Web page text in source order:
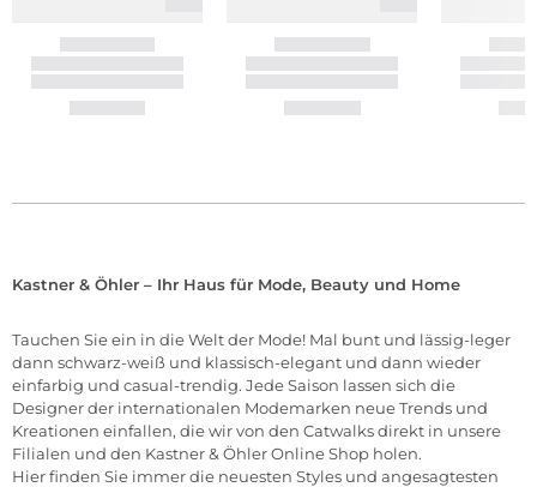
Kastner & Öhler – Ihr Haus für Mode, Beauty und Home
Tauchen Sie ein in die Welt der Mode! Mal bunt und lässig-leger
dann schwarz-weiß und klassisch-elegant und dann wieder
einfarbig und casual-trendig. Jede Saison lassen sich die
Designer der internationalen Modemarken neue Trends und
Kreationen einfallen, die wir von den Catwalks direkt in unsere
Filialen und den Kastner & Öhler Online Shop holen.
Hier finden Sie immer die neuesten Styles und angesagtesten